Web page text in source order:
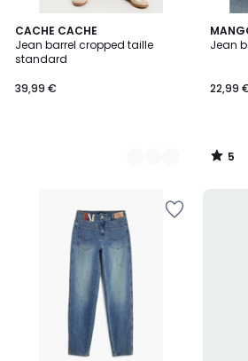
CACHE CACHE
Jean barrel cropped taille
standard
39,99 €
4
Couleurs
Jean
22,99
5
/
5
/